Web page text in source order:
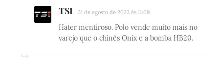
TSI 31 de agosto de 2023 às 11:09
Hater mentiroso. Polo vende muito mais no
varejo que o chinês Onix e a bomba HB20.